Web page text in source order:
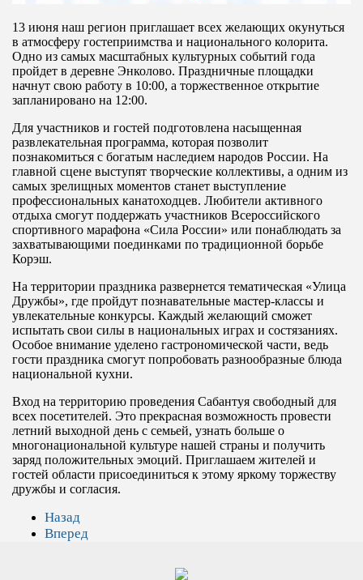
13 июня наш регион приглашает всех желающих окунуться
в атмосферу гостеприимства и национального колорита.
Одно из самых масштабных культурных событий года
пройдет в деревне Энколово. Праздничные площадки
начнут свою работу в 10:00, а торжественное открытие
запланировано на 12:00.
Для участников и гостей подготовлена насыщенная
развлекательная программа, которая позволит
познакомиться с богатым наследием народов России. На
главной сцене выступят творческие коллективы, а одним из
самых зрелищных моментов станет выступление
профессиональных канатоходцев. Любители активного
отдыха смогут поддержать участников Всероссийского
спортивного марафона «Сила России» или понаблюдать за
захватывающими поединками по традиционной борьбе
Корэш.
На территории праздника развернется тематическая «Улица
Дружбы», где пройдут познавательные мастер-классы и
увлекательные конкурсы. Каждый желающий сможет
испытать свои силы в национальных играх и состязаниях.
Особое внимание уделено гастрономической части, ведь
гости праздника смогут попробовать разнообразные блюда
национальной кухни.
Вход на территорию проведения Сабантуя свободный для
всех посетителей. Это прекрасная возможность провести
летний выходной день с семьей, узнать больше о
многонациональной культуре нашей страны и получить
заряд положительных эмоций. Приглашаем жителей и
гостей области присоединиться к этому яркому торжеству
дружбы и согласия.
Назад
Вперед